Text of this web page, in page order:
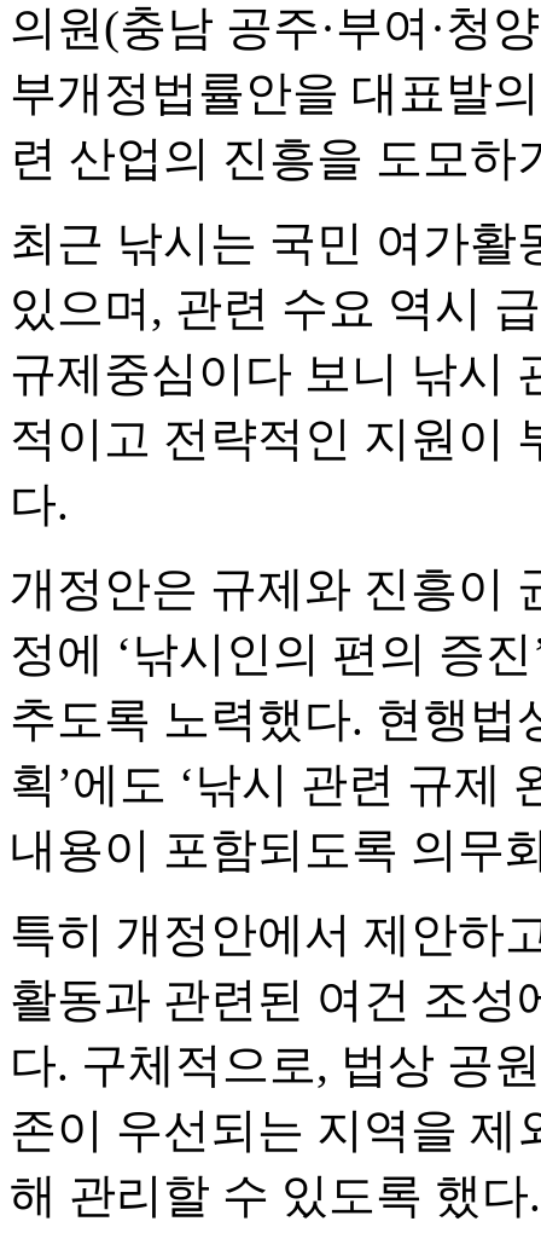
의원(충남 공주·부여·청
부개정법률안을 대표발
련 산업의 진흥을 도모하
최근 낚시는 국민 여가
있으며, 관련 수요 역시
규제중심이다 보니 낚시
적이고 전략적인 지원이
다.
개정안은 규제와 진흥이
정에 ‘낚시인의 편의 증
추도록 노력했다. 현행법
획’에도 ‘낚시 관련 규제
내용이 포함되도록 의무
특히 개정안에서 제안하
활동과 관련된 여건 조성
다. 구체적으로, 법상 공
존이 우선되는 지역을 제
해 관리할 수 있도록 했다.